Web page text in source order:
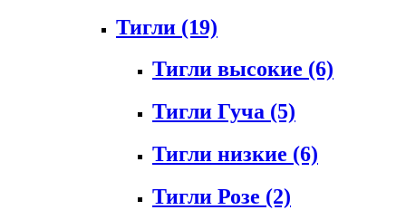
Тигли (19)
Тигли высокие (6)
Тигли Гуча (5)
Тигли низкие (6)
Тигли Розе (2)